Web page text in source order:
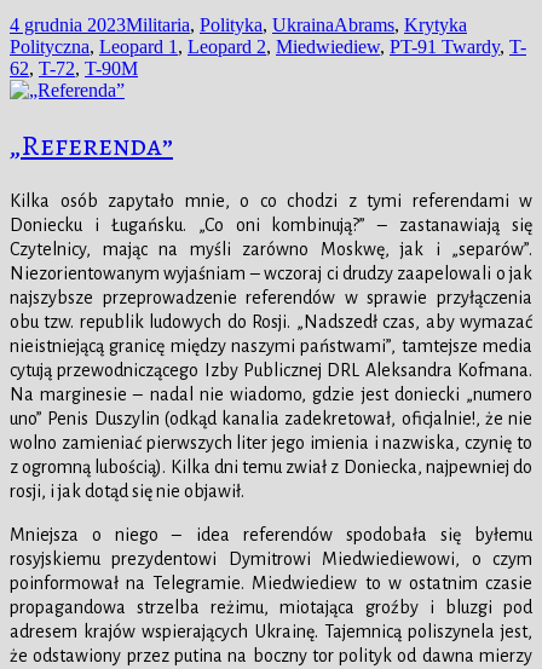
Data
publikacji
4 grudnia 2023Kategorie
Militaria, Polityka, UkrainaTagi
Abrams, Krytyka
Polityczna, Leopard 1 , Leopard 2, Miedwiediew, PT-91 Twardy, T-
62, T-72, T-90M
„Referenda”
Kilka osób zapytało mnie, o co chodzi z tymi referendami w
Doniecku i Ługańsku. „Co oni kombinują?” – zastanawiają się
Czytelnicy, mając na myśli zarówno Moskwę, jak i „separów”.
Niezorientowanym wyjaśniam – wczoraj ci drudzy zaapelowali o jak
najszybsze przeprowadzenie referendów w sprawie przyłączenia
obu tzw. republik ludowych do Rosji. „Nadszedł czas, aby wymazać
nieistniejącą granicę między naszymi państwami”, tamtejsze media
cytują przewodniczącego Izby Publicznej DRL Aleksandra Kofmana.
Na marginesie – nadal nie wiadomo, gdzie jest doniecki „numero
uno” Penis Duszylin (odkąd kanalia zadekretował, oficjalnie!, że nie
wolno zamieniać pierwszych liter jego imienia i nazwiska, czynię to
z ogromną lubością). Kilka dni temu zwiał z Doniecka, najpewniej do
rosji, i jak dotąd się nie objawił.
Mniejsza o niego – idea referendów spodobała się byłemu
rosyjskiemu prezydentowi Dymitrowi Miedwiediewowi, o czym
poinformował na Telegramie. Miedwiediew to w ostatnim czasie
propagandowa strzelba reżimu, miotająca groźby i bluzgi pod
adresem krajów wspierających Ukrainę. Tajemnicą poliszynela jest,
że odstawiony przez putina na boczny tor polityk od dawna mierzy